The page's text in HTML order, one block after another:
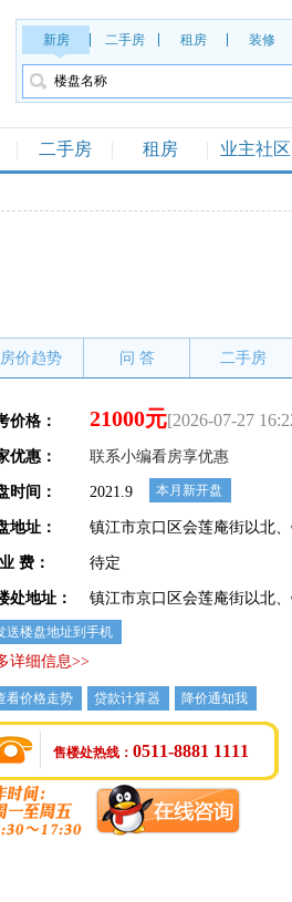
新房 二手房 租房 装修
二手房 租房 业主社区
房价趋势 问 答 二手房
价格： 21000元[2026-07-27
优惠： 联系小编看房享优惠
时间： 2021.9 本月新开盘
地址： 镇江市京口区会莲庵街以北
费： 待定
处地址： 镇江市京口区会莲庵街以北
送楼盘地址到手机
详细信息>>
看价格走势 贷款计算器 降价通知我
售楼处热线： 0511-8881 1111